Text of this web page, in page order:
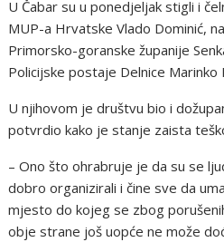
U Čabar su u ponedjeljak stigli i
MUP-a Hrvatske Vlado Dominić,
Primorsko-goranske županije
Policijske postaje Delnice Marinko
U njihovom je društvu bio i
potvrdio kako je stanje zaista
– Ono što ohrabruje je da su se
dobro organizirali i čine sve da
mjesto do kojeg se zbog
obje strane još uopće ne može